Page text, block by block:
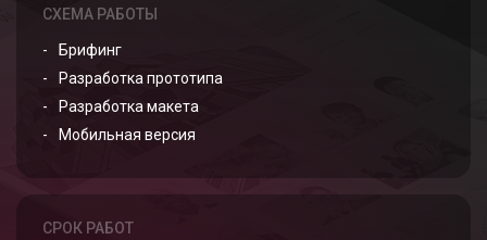
СХЕМА РАБОТЫ
Брифинг
Разработка прототипа
Разработка макета
Мобильная версия
СРОК РАБОТ